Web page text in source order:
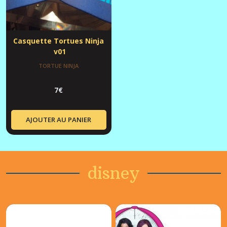
Casquette Tortues Ninja
v01
TORTUE NINJA
7€
AJOUTER AU PANIER
disney